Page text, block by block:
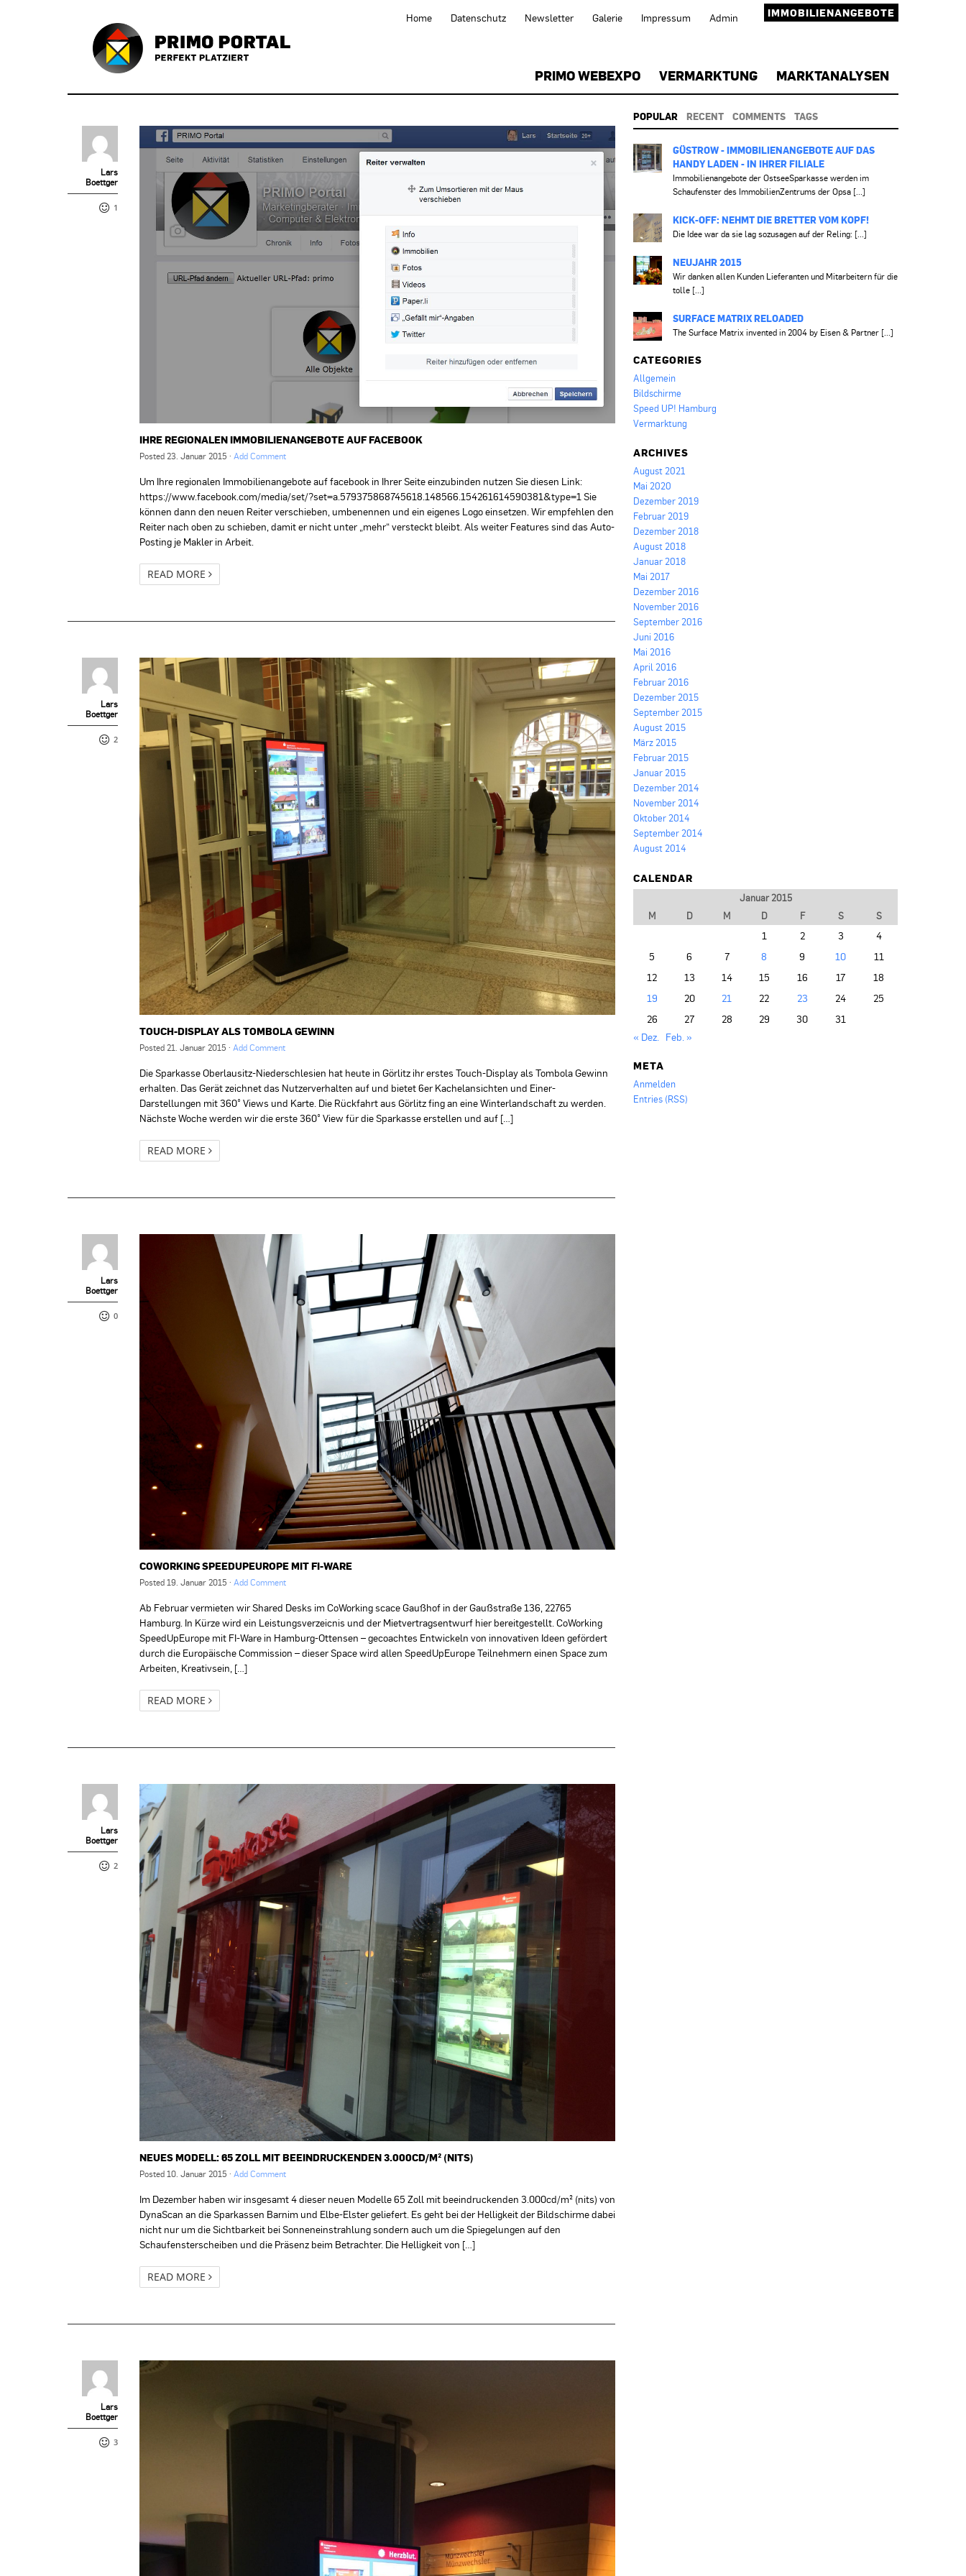
Home Datenschutz Newsletter Galerie Impressum Admin IMMOBILIENANGEBOTE
PRIMO WEBEXPO VERMARKTUNG MARKTANALYSEN
Lars
Boettger
1
IHRE REGIONALEN IMMOBILIENANGEBOTE AUF FACEBOOK
Posted23. Januar 2015 ·Add Comment
Um Ihre regionalen Immobilienangebote auf facebook in Ihrer Seite einzubinden nutzen Sie diesen Link:
https://www.facebook.com/media/set/?set=a.579375868745618.148566.154261614590381&type=1 Sie
können dann den neuen Reiter verschieben, umbenennen und ein eigenes Logo einsetzen. Wir empfehlen den
Reiter nach oben zu schieben, damit er nicht unter „mehr“ versteckt bleibt. Als weiter Features sind das Auto-
Posting je Makler in Arbeit.
READ MORE
Lars
Boettger
2
TOUCH-DISPLAY ALS TOMBOLA GEWINN
Posted21. Januar 2015 ·Add Comment
Die Sparkasse Oberlausitz-Niederschlesien hat heute in Görlitz ihr erstes Touch-Display als Tombola Gewinn
erhalten. Das Gerät zeichnet das Nutzerverhalten auf und bietet 6er Kachelansichten und Einer-
Darstellungen mit 360° Views und Karte. Die Rückfahrt aus Görlitz fing an eine Winterlandschaft zu werden.
Nächste Woche werden wir die erste 360° View für die Sparkasse erstellen und auf […]
READ MORE
Lars
Boettger
0
COWORKING SPEEDUPEUROPE MIT FI-WARE
Posted19. Januar 2015 ·Add Comment
Ab Februar vermieten wir Shared Desks im CoWorking scace Gaußhof in der Gaußstraße 136, 22765
Hamburg. In Kürze wird ein Leistungsverzeicnis und der Mietvertragsentwurf hier bereitgestellt. CoWorking
SpeedUpEurope mit FI-Ware in Hamburg-Ottensen – gecoachtes Entwickeln von innovativen Ideen gefördert
durch die Europäische Commission – dieser Space wird allen SpeedUpEurope Teilnehmern einen Space zum
Arbeiten, Kreativsein, […]
READ MORE
Lars
Boettger
2
NEUES MODELL: 65 ZOLL MIT BEEINDRUCKENDEN 3.000CD/M² (NITS)
Posted10. Januar 2015 ·Add Comment
Im Dezember haben wir insgesamt 4 dieser neuen Modelle 65 Zoll mit beeindruckenden 3.000cd/m² (nits) von
DynaScan an die Sparkassen Barnim und Elbe-Elster geliefert. Es geht bei der Helligkeit der Bildschirme dabei
nicht nur um die Sichtbarkeit bei Sonneneinstrahlung sondern auch um die Spiegelungen auf den
Schaufensterscheiben und die Präsenz beim Betrachter. Die Helligkeit von […]
READ MORE
Lars
Boettger
3
POPULAR RECENT COMMENTS TAGS
GÜSTROW - IMMOBILIENANGEBOTE AUF DAS
HANDY LADEN - IN IHRER FILIALE
Immobilienangebote der OstseeSparkasse werden im
Schaufenster des ImmobilienZentrums der Opsa [...]
KICK-OFF: NEHMT DIE BRETTER VOM KOPF!
Die Idee war da sie lag sozusagen auf der Reling: [...]
NEUJAHR 2015
Wir danken allen Kunden Lieferanten und Mitarbeitern für die
tolle [...]
SURFACE MATRIX RELOADED
The Surface Matrix invented in 2004 by Eisen & Partner [...]
CATEGORIES
Allgemein
Bildschirme
Speed UP! Hamburg
Vermarktung
ARCHIVES
August 2021
Mai 2020
Dezember 2019
Februar 2019
Dezember 2018
August 2018
Januar 2018
Mai 2017
Dezember 2016
November 2016
September 2016
Juni 2016
Mai 2016
April 2016
Februar 2016
Dezember 2015
September 2015
August 2015
März 2015
Februar 2015
Januar 2015
Dezember 2014
November 2014
Oktober 2014
September 2014
August 2014
CALENDAR
Januar 2015
M
D M D F S S
1 2 3
4
5
6 7 8 9 10
11
12
13 14 15 16 17
18
19
20 21 22 23 24
25
26
27 28 29 30
31
« Dez.
Feb. »
META
Anmelden
Entries (RSS)